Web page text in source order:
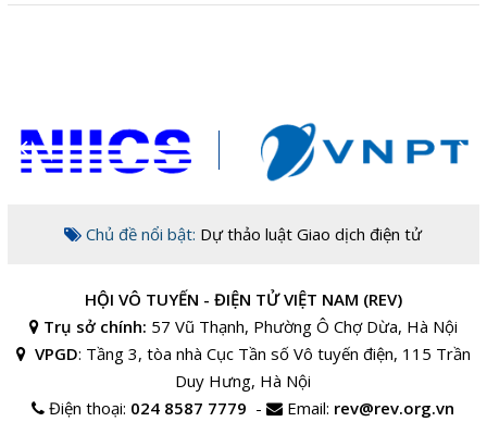
Chủ đề nổi bật: Dự thảo luật Giao dịch điện tử
HỘI VÔ TUYẾN - ĐIỆN TỬ VIỆT NAM (REV)
Trụ sở chính: 57 Vũ Thạnh, Phường Ô Chợ Dừa, Hà Nội
VPGD: Tầng 3, tòa nhà Cục Tần số Vô tuyến điện, 115 Trần
Duy Hưng, Hà Nội
Điện thoại: 024 8587 7779 - Email: rev@rev.org.vn